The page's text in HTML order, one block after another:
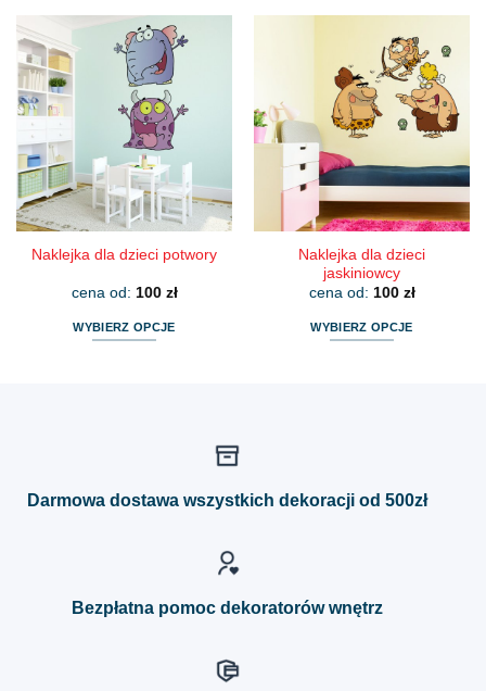
ma
wiele
wariantów.
Opcje
można
wybrać
na
stronie
produktu
wiele
wariantów.
Opcje
można
wybrać
na
stronie
produktu
Naklejka dla dzieci potwory
cena od: 100 zł
WYBIERZ OPCJE
wybrać
Naklejka dla dzieci
jaskiniowcy
cena od: 100 zł
WYBIERZ OPCJE
wybrać
Darmowa dostawa wszystkich dekoracji od 500zł
Bezpłatna pomoc dekoratorów wnętrz